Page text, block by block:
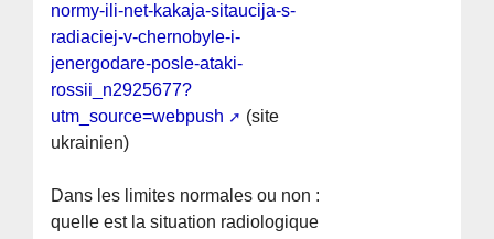
normy-ili-net-kakaja-sitaucija-s-
radiaciej-v-chernobyle-i-
jenergodare-posle-ataki-
rossii_n2925677?
utm_source=webpush
(site
ukrainien)
Dans les limites normales ou non :
quelle est la situation radiologique